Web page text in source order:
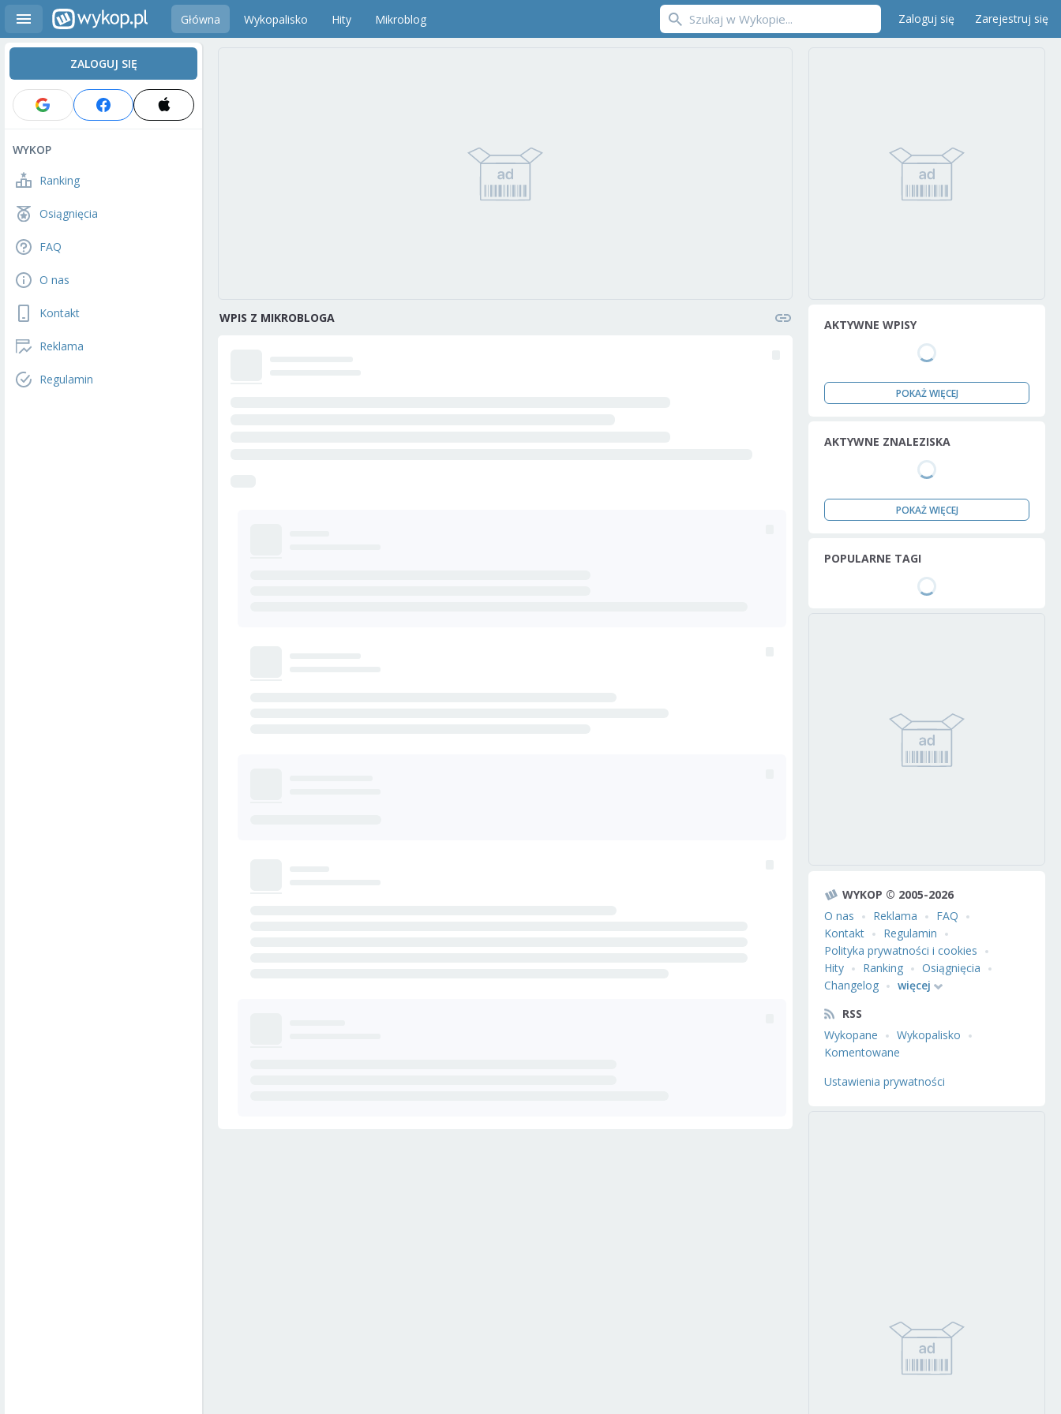
Główna Wykopalisko Hity Mikroblog Zaloguj się Zarejestruj się
ZALOGUJ SIĘ
WYKOP
Ranking
Osiągnięcia
FAQ
O nas
Kontakt
Reklama
Regulamin
WPIS Z MIKROBLOGA AKTYWNE WPISY
POKAŻ WIĘCEJ
AKTYWNE ZNALEZISKA
POKAŻ WIĘCEJ
POPULARNE TAGI
WYKOP © 2005-2026
O nas
Reklama
FAQ
Kontakt
Regulamin
Polityka prywatności i cookies
Hity
Ranking
Osiągnięcia
Changelog
więcej
RSS
Wykopane
Wykopalisko
Komentowane
Ustawienia prywatności